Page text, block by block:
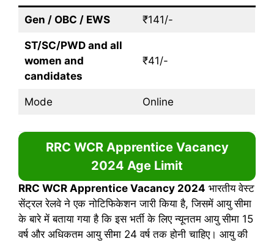
Gen / OBC / EWS ₹141/-
ST/SC/PWD and all
women and
candidates
₹41/-
Mode Online
RRC WCR Apprentice Vacancy
2024 Age Limit
RRC WCR Apprentice Vacancy 2024 भारतीय वेस्ट
सेंट्रल रेलवे ने एक नोटिफिकेशन जारी किया है, जिसमें आयु सीमा
के बारे में बताया गया है कि इस भर्ती के लिए न्यूनतम आयु सीमा 15
वर्ष और अधिकतम आयु सीमा 24 वर्ष तक होनी चाहिए। आयु की